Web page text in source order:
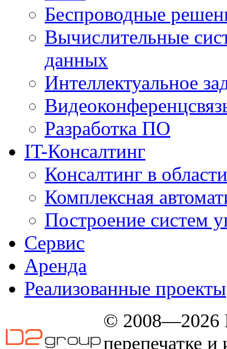
Беспроводные
Вычислительные
данных
Интеллектуальное
Разработка ПО
IT-Консалтинг
Консалтинг в
Комплексная
Построение систем
Сервис
Аренда
Реализованные проекты
© 2008—2026
перепечатке